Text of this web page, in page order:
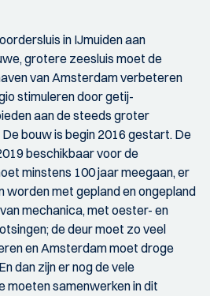
in IJmuiden aan
grotere zeesluis moet de
van Amsterdam verbeteren
stimuleren door getij-
aan de steeds groter
bouw is begin 2016 gestart. De
beschikbaar voor de
minstens 100 jaar meegaan, er
worden met gepland en ongepland
mechanica, met oester- en
de deur moet zo veel
en Amsterdam moet droge
dan zijn er nog de vele
moeten samenwerken in dit